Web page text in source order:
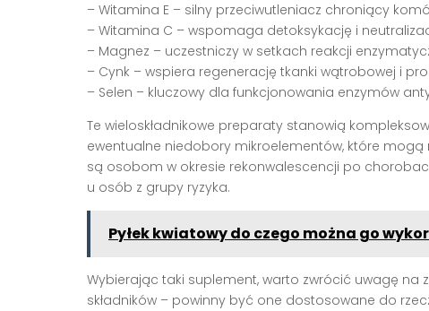
– Witamina E – silny przeciwutleniacz chroniący
– Witamina C – wspomaga detoksykację i
– Magnez – uczestniczy w setkach reakcji
– Cynk – wspiera regenerację tkanki wątrobowej i
– Selen – kluczowy dla funkcjonowania enzymów
Te wieloskładnikowe preparaty stanowią
ewentualne niedobory mikroelementów, które
są osobom w okresie rekonwalescencji po
u osób z grupy ryzyka.
Pyłek kwiatowy do czego można go
Wybierając taki suplement, warto zwrócić uwagę na
składników – powinny być one dostosowane do